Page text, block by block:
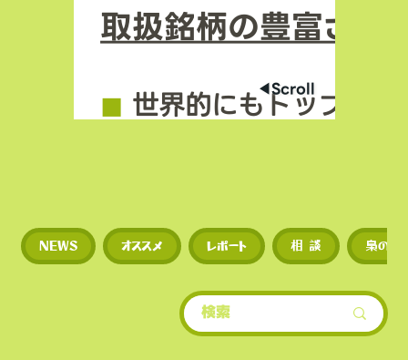
取扱銘柄の豊富さ
◼︎ 世界的にもトップクラ
◼︎新規トークンや草コイ
期に上場するため、投資
多い。
​• 世界的にもトップクラ
◀︎Scroll
NEWS オススメ レポート 相 談 梟のひ